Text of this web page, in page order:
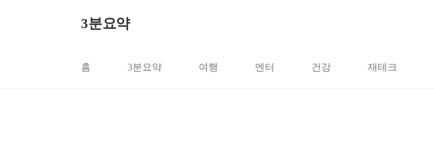
3분요약
홈 3분요약 여행 엔터 건강 재테크